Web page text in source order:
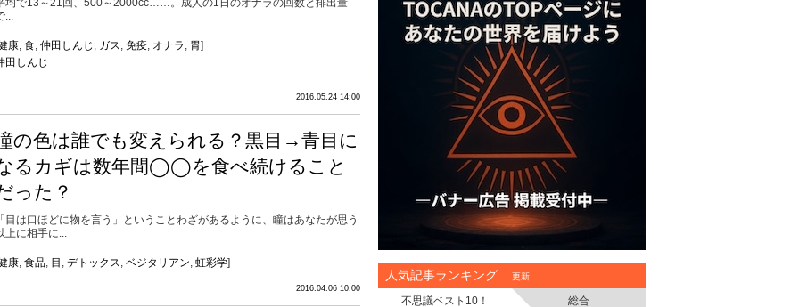
均で13～21回、500～2000cc……。成人の1日のオナラの回数と排出量
...
康, 食, 仲田しんじ , ガス, 免疫, オナラ , 胃]
2016.05.24 14:00
田しんじ
の色は誰でも変えられる？黒目→青目に
るカギは数年間◯◯を食べ続けること
った？
目は口ほどに物を言う」ということわざがあるように、瞳はあなたが思う
上に相手に...
康, 食品, 目 , デトックス, ベジタリアン, 虹彩学]
2016.04.06 10:00
人気記事ランキング 更新
不思議ベスト10！ 総合